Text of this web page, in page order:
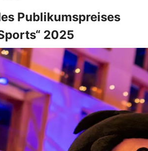
Publikumspreises
2025